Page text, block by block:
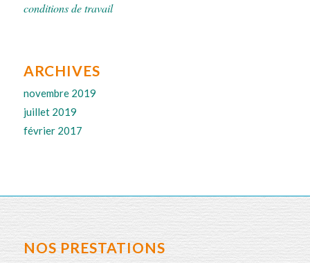
conditions de travail
ARCHIVES
novembre 2019
juillet 2019
février 2017
NOS PRESTATIONS